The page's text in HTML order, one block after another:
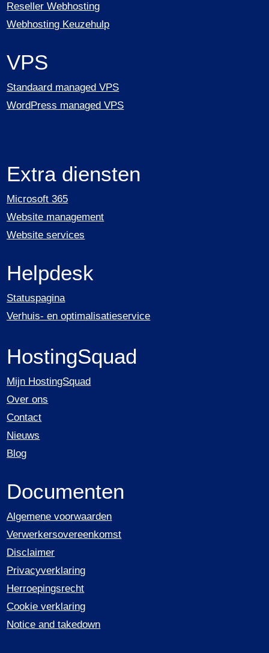
Reseller Webhosting
Webhosting Keuzehulp
VPS
Standaard managed VPS
WordPress managed VPS
Extra diensten
Microsoft 365
Website management
Website services
Helpdesk
Statuspagina
Verhuis- en optimalisatieservice
HostingSquad
Mijn HostingSquad
Over ons
Contact
Nieuws
Blog
Documenten
Algemene voorwaarden
Verwerkersovereenkomst
Disclaimer
Privacyverklaring
Herroepingsrecht
Cookie verklaring
Notice and takedown